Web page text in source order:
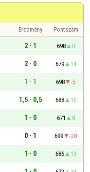
Eredmény
Pontszám
2 - 1 698
0
2 - 0 679
14
1 - 1 698
-5
1,5 - 0,5 688
10
1 - 0 671
8
0 - 1 699
-28
1 - 0 686
13